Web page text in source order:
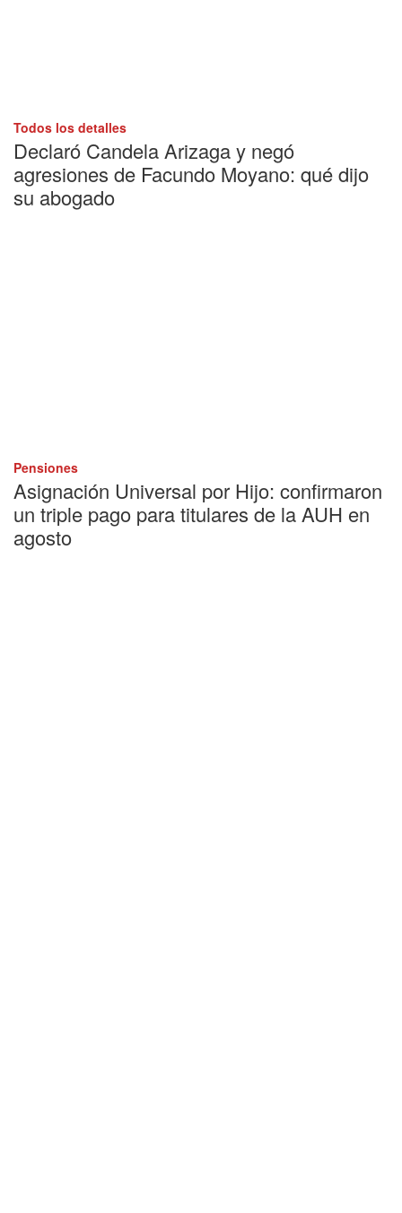
Todos los detalles
Declaró Candela Arizaga y negó
agresiones de Facundo Moyano: qué dijo
su abogado
Pensiones
Asignación Universal por Hijo: confirmaron
un triple pago para titulares de la AUH en
agosto